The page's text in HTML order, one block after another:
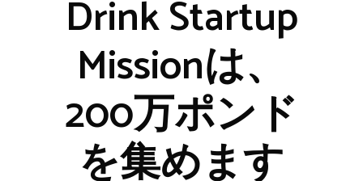
Drink Startup
Missionは、
200万ポンド
を集めます